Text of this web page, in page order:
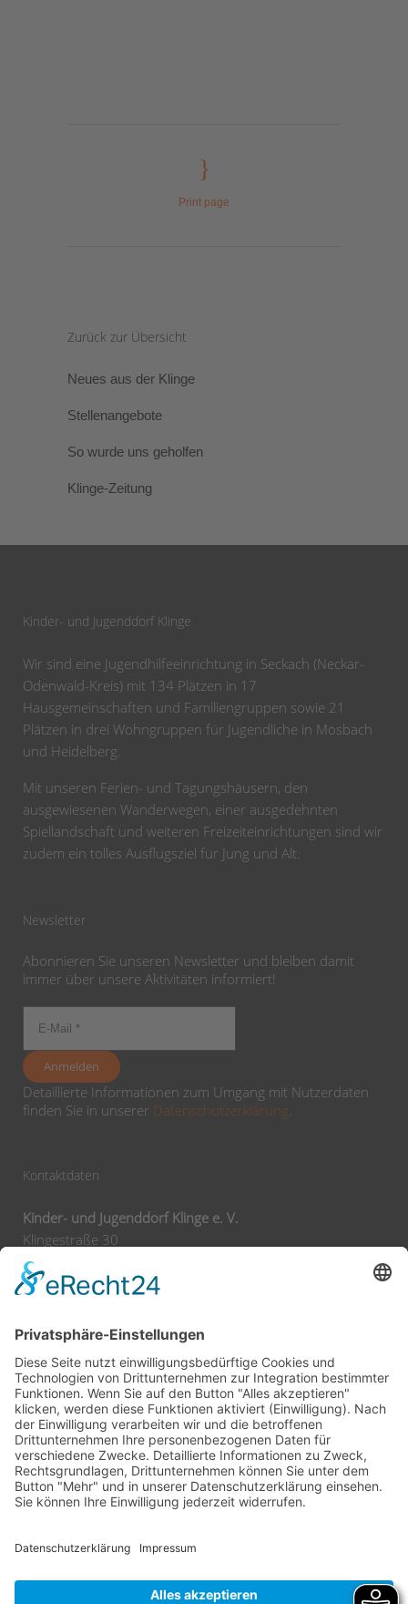
Print page
Zurück zur Übersicht
Neues aus der Klinge
Stellenangebote
So wurde uns geholfen
Klinge-Zeitung
Kinder- und Jugenddorf Klinge
Wir sind eine Jugendhilfeeinrichtung in Seckach (Neckar-
Odenwald-Kreis) mit 134 Plätzen in 17
Hausgemeinschaften und Familiengruppen sowie 21
Plätzen in drei Wohngruppen für Jugendliche in Mosbach
und Heidelberg.
Mit unseren Ferien- und Tagungshäusern, den
ausgewiesenen Wanderwegen, einer ausgedehnten
Spiellandschaft und weiteren Freizeiteinrichtungen sind wir
zudem ein tolles Ausflugsziel für Jung und Alt.
Newsletter
Abonnieren Sie unseren Newsletter und bleiben damit
immer über unsere Aktivitäten informiert!
Detaillierte Informationen zum Umgang mit Nutzerdaten
finden Sie in unserer Datenschutzerklärung.
Kontaktdaten
Kinder- und Jugenddorf Klinge e. V.
Klingestraße 30
74743 Seckach
Tel:
+49 62 92 78 0
E-Mail: info@klinge-seckach.de
Bankverbindung
Sparkasse Neckartal-Odenwald
IBAN: DE63 6745 0048 0004 2031 39
BIC: SOLADES1MOS